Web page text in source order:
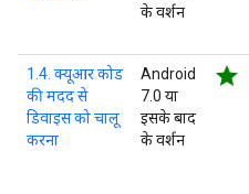
के वर्शन
1.4. क्यूआर कोड
की मदद से
डिवाइस को चालू
करना
Android
7.0 या
इसके बाद
के वर्शन
star